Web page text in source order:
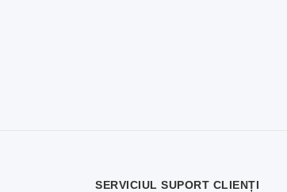
SERVICIUL SUPORT CLIENȚI